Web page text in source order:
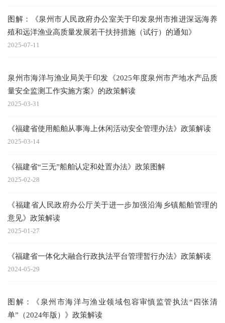
图解：《泉州市人民政府办公室关于印发泉州市推进深远海养
殖和远洋渔业高质量发展若干扶持措施（试行）的通知》
2025-07-11
泉州市海洋与渔业局关于印发《2025年度泉州市产地水产品质
量安全监测工作实施方案》的政策解读
2025-03-31
《福建省使用船舶从事海上休闲活动安全管理办法》政策解读
2025-03-14
《福建省“三无”船舶认定和处置办法》政策图解
2025-02-28
《福建省人民政府办公厅关于进一步加强沿海乡镇船舶管理的
意见》政策解读
2025-01-27
《福建省一体化大融合行政执法平台管理暂行办法》政策解读
2024-05-29
图解：《泉州市海洋与渔业领域包容审慎监管执法“四张清
单”（2024年版）》政策解读